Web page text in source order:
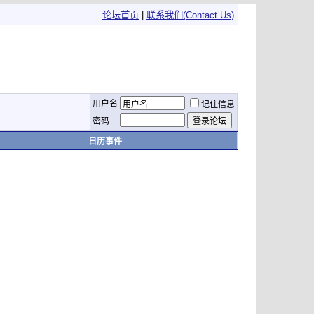
论坛首页 联系我们(Contact Us)
用户名
记住信息
密码
日历事件